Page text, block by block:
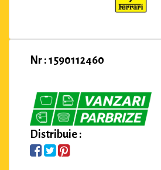
Nr : 1590112460
Distribuie :